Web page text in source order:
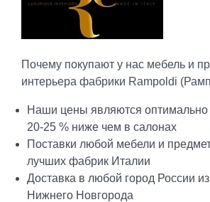
Почему покупают у нас мебель и
интерьера фабрики Rampoldi
Наши цены являются оптимально
20-25 % ниже чем в салонах
Поставки любой мебели и
лучших фабрик Италии
Доставка в любой город России
Нижнего Новгорода